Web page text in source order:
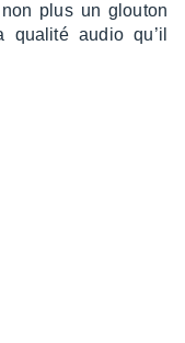
plus un glou­ton
audio qu’il